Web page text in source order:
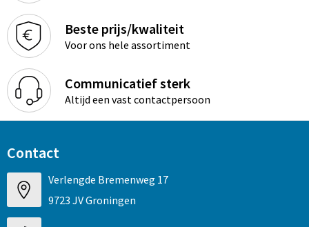
Beste prijs/kwaliteit
Voor ons hele assortiment
Communicatief sterk
Altijd een vast contactpersoon
Contact
Verlengde Bremenweg 17
9723 JV Groningen